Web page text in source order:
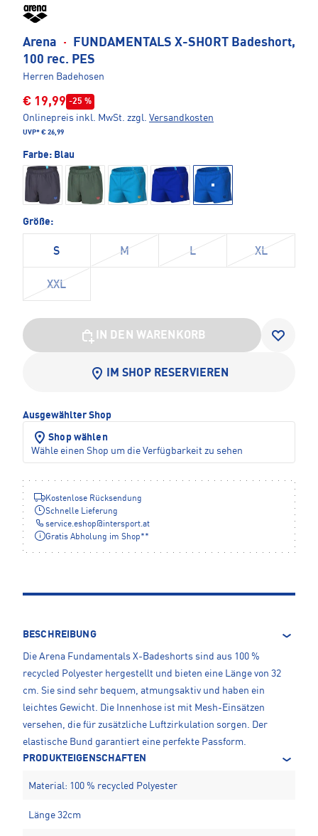
Arena ·
FUNDAMENTALS X-SHORT Badeshort,
100 rec. PES
Herren Badehosen
€ 19,99 -25 %
Onlinepreis inkl. MwSt. zzgl. Versandkosten
UVP* € 26,99
Farbe: Blau
Größe:
S M L XL
XXL
IN DEN WARENKORB
IM SHOP RESERVIEREN
Ausgewählter Shop
Shop wählen
Wähle einen Shop um die Verfügbarkeit zu sehen
Kostenlose Rücksendung
Schnelle Lieferung
service.eshop@intersport.at
Gratis Abholung im Shop**
BESCHREIBUNG
Die Arena Fundamentals X-Badeshorts sind aus 100 %
recycled Polyester hergestellt und bieten eine Länge von 32
cm. Sie sind sehr bequem, atmungsaktiv und haben ein
leichtes Gewicht. Die Innenhose ist mit Mesh-Einsätzen
versehen, die für zusätzliche Luftzirkulation sorgen. Der
elastische Bund garantiert eine perfekte Passform.
PRODUKTEIGENSCHAFTEN
Material: 100 % recycled Polyester
Länge 32cm